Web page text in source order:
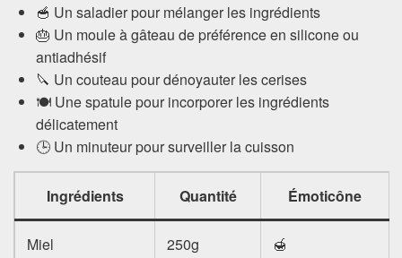
🥣 Un saladier pour mélanger les ingrédients
🎂 Un moule à gâteau de préférence en silicone ou
antiadhésif
🔪 Un couteau pour dénoyauter les cerises
🍽️ Une spatule pour incorporer les ingrédients
délicatement
🕒 Un minuteur pour surveiller la cuisson
Ingrédients Quantité Émoticône
Miel 250g 🍯